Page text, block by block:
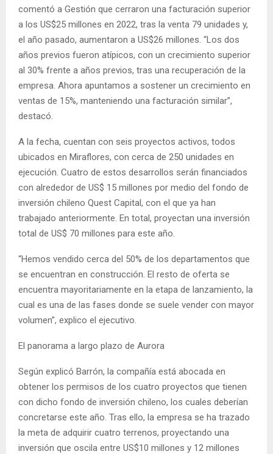
comentó a Gestión que cerraron una facturación superior
a los US$25 millones en 2022, tras la venta 79 unidades y,
el año pasado, aumentaron a US$26 millones. “Los dos
años previos fueron atípicos, con un crecimiento superior
al 30% frente a años previos, tras una recuperación de la
empresa. Ahora apuntamos a sostener un crecimiento en
ventas de 15%, manteniendo una facturación similar”,
destacó.
A la fecha, cuentan con seis proyectos activos, todos
ubicados en Miraflores, con cerca de 250 unidades en
ejecución. Cuatro de estos desarrollos serán financiados
con alrededor de US$ 15 millones por medio del fondo de
inversión chileno Quest Capital, con el que ya han
trabajado anteriormente. En total, proyectan una inversión
total de US$ 70 millones para este año.
“Hemos vendido cerca del 50% de los departamentos que
se encuentran en construcción. El resto de oferta se
encuentra mayoritariamente en la etapa de lanzamiento, la
cual es una de las fases donde se suele vender con mayor
volumen”, explico el ejecutivo.
El panorama a largo plazo de Aurora
Según explicó Barrón, la compañía está abocada en
obtener los permisos de los cuatro proyectos que tienen
con dicho fondo de inversión chileno, los cuales deberían
concretarse este año. Tras ello, la empresa se ha trazado
la meta de adquirir cuatro terrenos, proyectando una
inversión que oscila entre US$10 millones y 12 millones